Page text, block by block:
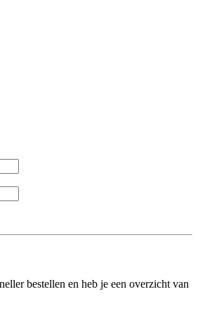
bestellen en heb je een overzicht van